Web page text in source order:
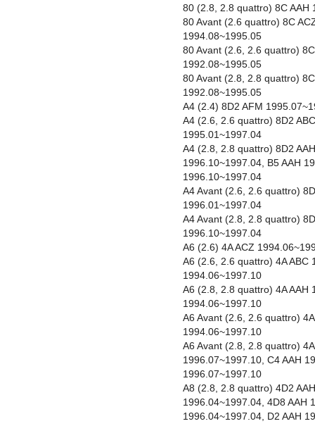
80 (2.8, 2.8 quattro) 8C AAH
80 Avant (2.6 quattro) 8C
1994.08~1995.05
80 Avant (2.6, 2.6 quattro)
1992.08~1995.05
80 Avant (2.8, 2.8 quattro)
1992.08~1995.05
A4 (2.4) 8D2 AFM
A4 (2.6, 2.6 quattro) 8D2
1995.01~1997.04
A4 (2.8, 2.8 quattro) 8D2
1996.10~1997.04, B5 AAH
1996.10~1997.04
A4 Avant (2.6, 2.6 quattro)
1996.01~1997.04
A4 Avant (2.8, 2.8 quattro)
1996.10~1997.04
A6 (2.6) 4A ACZ
A6 (2.6, 2.6 quattro) 4A ABC
1994.06~1997.10
A6 (2.8, 2.8 quattro) 4A AAH
1994.06~1997.10
A6 Avant (2.6, 2.6 quattro)
1994.06~1997.10
A6 Avant (2.8, 2.8 quattro)
1996.07~1997.10, C4 AAH
1996.07~1997.10
A8 (2.8, 2.8 quattro) 4D2
1996.04~1997.04, 4D8 AAH
1996.04~1997.04, D2 AAH